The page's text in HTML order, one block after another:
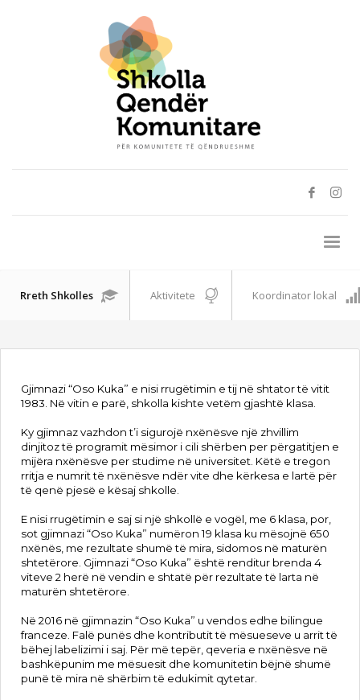
Rreth Shkolles Aktivitete Koordinator lokal
Gjimnazi “Oso Kuka” e nisi rrugëtimin e tij në shtator të vitit
1983. Në vitin e parë, shkolla kishte vetëm gjashtë klasa.
Ky gjimnaz vazhdon t’i sigurojë nxënësve një zhvillim
dinjitoz të programit mësimor i cili shërben per përgatitjen e
mijëra nxënësve per studime në universitet. Këtë e tregon
rritja e numrit të nxënësve ndër vite dhe kërkesa e lartë për
të qenë pjesë e kësaj shkolle.
E nisi rrugëtimin e saj si një shkollë e vogël, me 6 klasa, por,
sot gjimnazi “Oso Kuka” numëron 19 klasa ku mësojnë 650
nxënës, me rezultate shumë të mira, sidomos në maturën
shtetërore. Gjimnazi “Oso Kuka” është renditur brenda 4
viteve 2 herë në vendin e shtatë për rezultate të larta në
maturën shtetërore.
Në 2016 në gjimnazin “Oso Kuka” u vendos edhe bilingue
franceze. Falë punës dhe kontributit të mësueseve u arrit të
bëhej labelizimi i saj. Për më tepër, qeveria e nxënësve në
bashkëpunim me mësuesit dhe komunitetin bëjnë shumë
punë të mira në shërbim të edukimit qytetar.